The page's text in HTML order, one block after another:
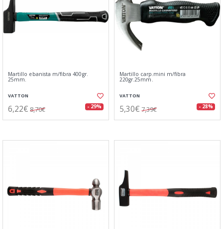
Martillo ebanista m/fibra 400gr.
25mm.
VATTON
6,22€ 8,70€ - 29%
Martillo carp.mini m/fibra
220gr.25mm.
VATTON
5,30€ 7,39€ - 28%